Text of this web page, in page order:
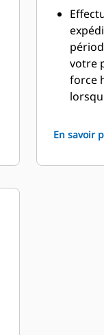
votre
force
avec
En savoir